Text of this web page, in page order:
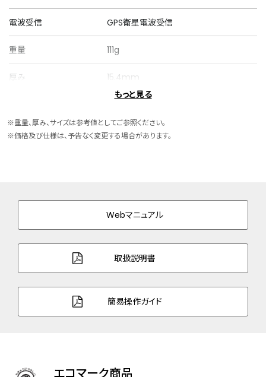
電波受信 GPS衛星電波受信
重量 111g
厚み 15.4mm
ケース素材 スーパーチタニウム
三ツ折れプッシュタイプ
バンド幅 22.0mm
バンド調整可能サイ
138～204mm
デュアル球面サファイアガラス（クラリティ・
コーティング）
もっと見る
※重量、厚み、サイズは参考値としてご参照ください。
※価格及び仕様は、予告なく変更する場合があります。
Webマニュアル
取扱説明書
簡易操作ガイド